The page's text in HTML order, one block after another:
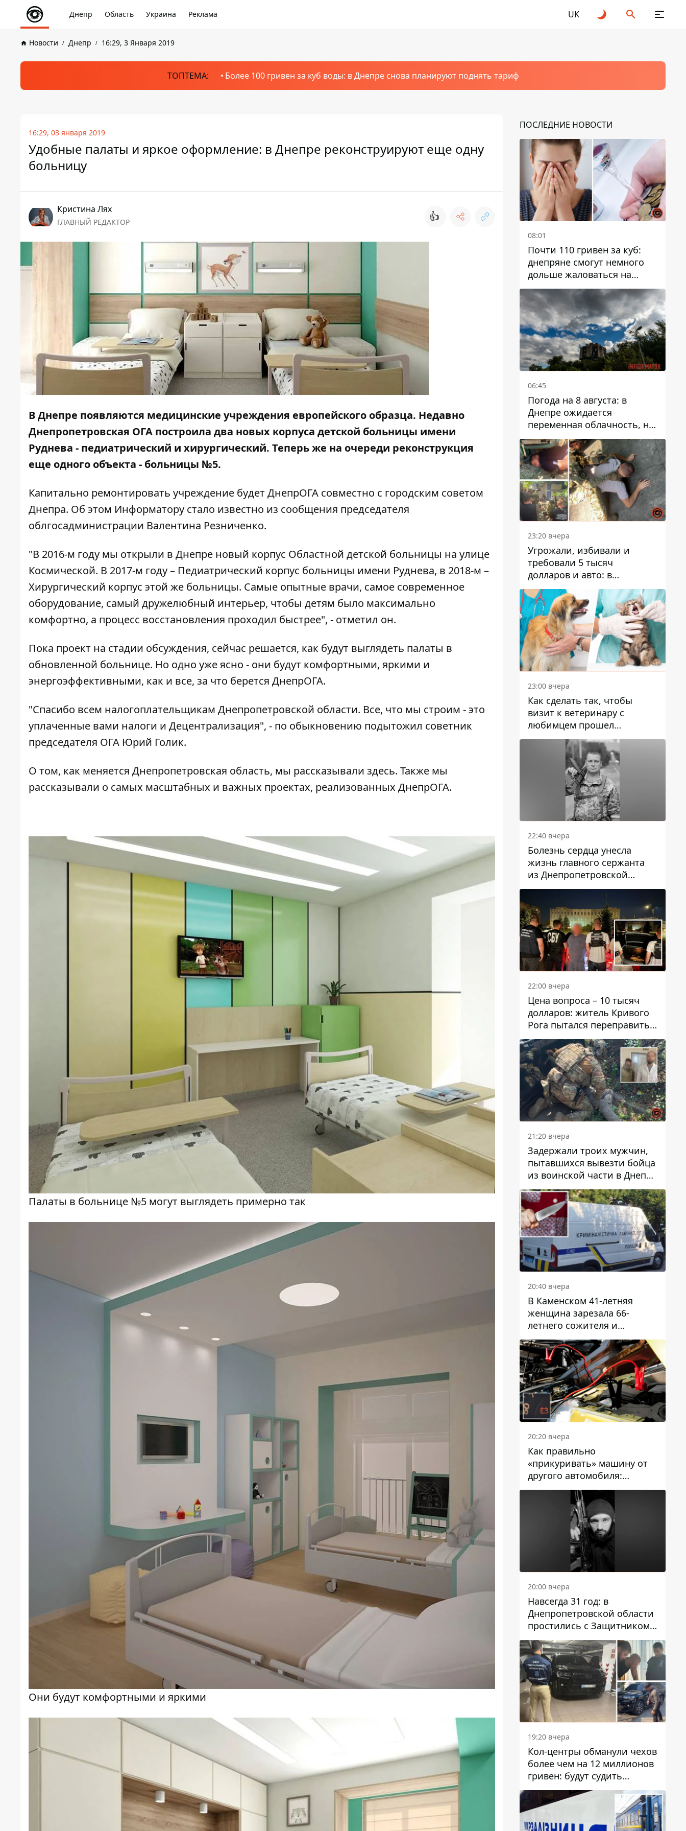
Днепр Область Украина Реклама UK
Новости Днепр 16:29, 3 Января 2019
ТОПТЕМА: Более 100 гривен за куб воды: в Днепре снова планируют поднять тариф
16:29, 03 января 2019
Удобные палаты и яркое оформление: в Днепре реконструируют еще одну
больницу
Кристина Лях
ГЛАВНЫЙ РЕДАКТОР 👍
В Днепре появляются медицинские учреждения европейского образца. Недавно
Днепропетровская ОГА построила два новых корпуса детской больницы имени
Руднева - педиатрический и хирургический. Теперь же на очереди реконструкция
еще одного объекта - больницы №5.
Капитально ремонтировать учреждение будет ДнепрОГА совместно с городским советом
Днепра. Об этом Информатору стало известно из сообщения председателя
облгосадминистрации Валентина Резниченко.
"В 2016-м году мы открыли в Днепре новый корпус Областной детской больницы на улице
Космической. В 2017-м году – Педиатрический корпус больницы имени Руднева, в 2018-м –
Хирургический корпус этой же больницы. Самые опытные врачи, самое современное
оборудование, самый дружелюбный интерьер, чтобы детям было максимально
комфортно, а процесс восстановления проходил быстрее", - отметил он.
Пока проект на стадии обсуждения, сейчас решается, как будут выглядеть палаты в
обновленной больнице. Но одно уже ясно - они будут комфортными, яркими и
энергоэффективными, как и все, за что берется ДнепрОГА.
"Спасибо всем налогоплательщикам Днепропетровской области. Все, что мы строим - это
уплаченные вами налоги и Децентрализация", - по обыкновению подытожил советник
председателя ОГА Юрий Голик.
О том, как меняется Днепропетровская область, мы рассказывали здесь. Также мы
рассказывали о самых масштабных и важных проектах, реализованных ДнепрОГА.
Палаты в больнице №5 могут выглядеть примерно так
Они будут комфортными и яркими
ПОСЛЕДНИЕ НОВОСТИ
08:01
Почти 110 гривен за куб:
днепряне смогут немного
дольше жаловаться на
запланированные тарифы
на воду на 2027 год
06:45
Погода на 8 августа: в
Днепре ожидается
переменная облачность, но
может пойти дождь
23:20 вчера
Угрожали, избивали и
требовали 5 тысяч
долларов и авто: в
Павлограде задержали двух
мужчин
23:00 вчера
Как сделать так, чтобы
визит к ветеринару с
любимцем прошел
спокойно: простые советы
22:40 вчера
Болезнь сердца унесла
жизнь главного сержанта
из Днепропетровской
области Юрия Свистуна
22:00 вчера
Цена вопроса – 10 тысяч
долларов: житель Кривого
Рога пытался переправить
мужчину в Словакию
21:20 вчера
Задержали троих мужчин,
пытавшихся вывезти бойца
из воинской части в Днепр
за 7 тысяч долларов: среди
них был врач
20:40 вчера
В Каменском 41-летняя
женщина зарезала 66-
летнего сожителя и
пыталась обмануть
полицейских
20:20 вчера
Как правильно
«прикуривать» машину от
другого автомобиля:
инструкция для водителей
20:00 вчера
Навсегда 31 год: в
Днепропетровской области
простились с Защитником
Александром Репиным
19:20 вчера
Кол-центры обманули чехов
более чем на 12 миллионов
гривен: будут судить
днепрянина,
организовавшего
транснациональную
преступную организацию